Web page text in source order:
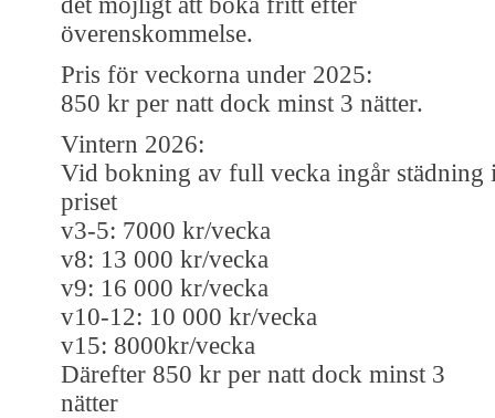
överenskommelse.
Pris för veckorna under 2025:
850 kr per natt dock minst 3 nätter.
Vintern 2026:
Vid bokning av full vecka ingår städning
priset
v3-5: 7000 kr/vecka
v8: 13 000 kr/vecka
v9: 16 000 kr/vecka
v10-12: 10 000 kr/vecka
v15: 8000kr/vecka
Därefter 850 kr per natt dock minst 3
nätter